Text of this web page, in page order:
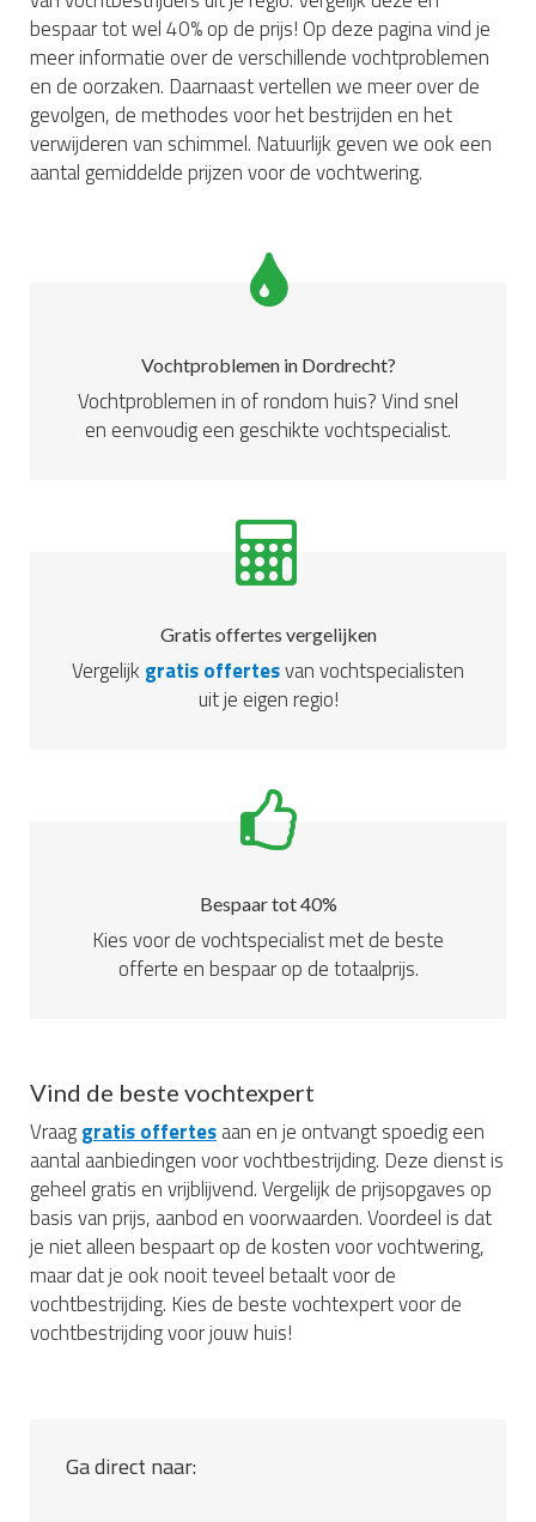
bespaar tot wel 40% op de prijs! Op deze pagina vind je
meer informatie over de verschillende vochtproblemen
en de oorzaken. Daarnaast vertellen we meer over de
gevolgen, de methodes voor het bestrijden en het
verwijderen van schimmel. Natuurlijk geven we ook een
aantal gemiddelde prijzen voor de vochtwering.
Vochtproblemen in Dordrecht?
Vochtproblemen in of rondom huis? Vind snel
en eenvoudig een geschikte vochtspecialist.
Gratis offertes vergelijken
Vergelijk gratis offertesvan vochtspecialisten
uit je eigen regio!
Bespaar tot 40%
Kies voor de vochtspecialist met de beste
offerte en bespaar op de totaalprijs.
Vind de beste vochtexpert
Vraaggratis offertesaan en je ontvangt spoedig een
aantal aanbiedingen voor vochtbestrijding. Deze dienst is
geheel gratis en vrijblijvend. Vergelijk de prijsopgaves op
basis van prijs, aanbod en voorwaarden. Voordeel is dat
je niet alleen bespaart op de kosten voor vochtwering,
maar dat je ook nooit teveel betaalt voor de
vochtbestrijding. Kies de beste vochtexpert voor de
vochtbestrijding voor jouw huis!
Ga direct naar: